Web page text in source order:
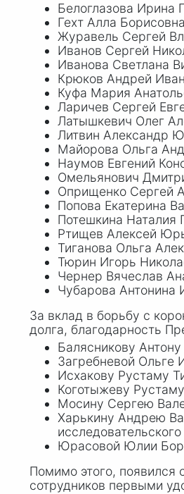
Белоглазова
Гехт Алла
Журавель Сергей
Иванов Сергей
Иванова Светлана
Крюков Андрей
Куфа Мария
Ларичев Сергей
Латышкевич Олег
Литвин Александр
Майорова Ольга
Наумов Евгений
Омельянович
Оприщенко Сергей
Попова Екатерина
Потешкина
Ртищев Алексей
Тиганова Ольга
Тюрин Игорь
Чернер Вячеслав
Чубарова Антонина
За вклад в борьбу с
долга, благодарность
Балясникову
Загребневой
Исхакову Рустаму
Коготыжеву
Мосину Сергею
Харькину Андрею
Юрасовой Юлии
Помимо этого, появился
сотрудников первыми